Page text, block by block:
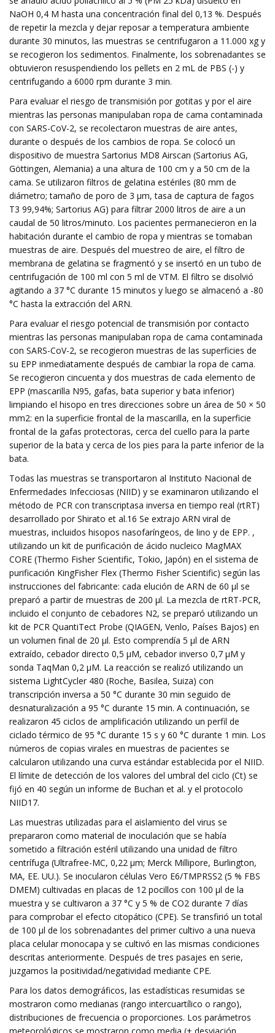
NaOH 0,4 M hasta una concentración final del 0,13 %. Después
de repetir la mezcla y dejar reposar a temperatura ambiente
durante 30 minutos, las muestras se centrifugaron a 11.000 xg y
se recogieron los sedimentos. Finalmente, los sobrenadantes se
obtuvieron resuspendiendo los pellets en 2 mL de PBS (-) y
centrifugando a 6000 rpm durante 3 min.
Para evaluar el riesgo de transmisión por gotitas y por el aire
mientras las personas manipulaban ropa de cama contaminada
con SARS-CoV-2, se recolectaron muestras de aire antes,
durante o después de los cambios de ropa. Se colocó un
dispositivo de muestra Sartorius MD8 Airscan (Sartorius AG,
Göttingen, Alemania) a una altura de 100 cm y a 50 cm de la
cama. Se utilizaron filtros de gelatina estériles (80 mm de
diámetro; tamaño de poro de 3 μm, tasa de captura de fagos
T3 99,94%; Sartorius AG) para filtrar 2000 litros de aire a un
caudal de 50 litros/minuto. Los pacientes permanecieron en la
habitación durante el cambio de ropa y mientras se tomaban
muestras de aire. Después del muestreo de aire, el filtro de
membrana de gelatina se fragmentó y se insertó en un tubo de
centrifugación de 100 ml con 5 ml de VTM. El filtro se disolvió
agitando a 37 °C durante 15 minutos y luego se almacenó a -80
°C hasta la extracción del ARN.
Para evaluar el riesgo potencial de transmisión por contacto
mientras las personas manipulaban ropa de cama contaminada
con SARS-CoV-2, se recogieron muestras de las superficies de
su EPP inmediatamente después de cambiar la ropa de cama.
Se recogieron cincuenta y dos muestras de cada elemento de
EPP (mascarilla N95, gafas, bata superior y bata inferior)
limpiando el hisopo en tres direcciones sobre un área de 50 × 50
mm2: en la superficie frontal de la mascarilla, en la superficie
frontal de la gafas protectoras, cerca del cuello para la parte
superior de la bata y cerca de los pies para la parte inferior de la
bata.
Todas las muestras se transportaron al Instituto Nacional de
Enfermedades Infecciosas (NIID) y se examinaron utilizando el
método de PCR con transcriptasa inversa en tiempo real (rtRT)
desarrollado por Shirato et al.16 Se extrajo ARN viral de
muestras, incluidos hisopos nasofaríngeos, de lino y de EPP. ,
utilizando un kit de purificación de ácido nucleico MagMAX
CORE (Thermo Fisher Scientific, Tokio, Japón) en el sistema de
purificación KingFisher Flex (Thermo Fisher Scientific) según las
instrucciones del fabricante: cada elución de ARN de 60 µl se
preparó a partir de muestras de 200 µl. La mezcla de rtRT-PCR,
incluido el conjunto de cebadores N2, se preparó utilizando un
kit de PCR QuantiTect Probe (QIAGEN, Venlo, Países Bajos) en
un volumen final de 20 µl. Esto comprendía 5 µl de ARN
extraído, cebador directo 0,5 µM, cebador inverso 0,7 µM y
sonda TaqMan 0,2 µM. La reacción se realizó utilizando un
sistema LightCycler 480 (Roche, Basilea, Suiza) con
transcripción inversa a 50 °C durante 30 min seguido de
desnaturalización a 95 °C durante 15 min. A continuación, se
realizaron 45 ciclos de amplificación utilizando un perfil de
ciclado térmico de 95 °C durante 15 s y 60 °C durante 1 min. Los
números de copias virales en muestras de pacientes se
calcularon utilizando una curva estándar establecida por el NIID.
El límite de detección de los valores del umbral del ciclo (Ct) se
fijó en 40 según un informe de Buchan et al. y el protocolo
NIID17.
Las muestras utilizadas para el aislamiento del virus se
prepararon como material de inoculación que se había
sometido a filtración estéril utilizando una unidad de filtro
centrífuga (Ultrafree-MC, 0,22 μm; Merck Millipore, Burlington,
MA, EE. UU.). Se inocularon células Vero E6/TMPRSS2 (5 % FBS
DMEM) cultivadas en placas de 12 pocillos con 100 µl de la
muestra y se cultivaron a 37 °C y 5 % de CO2 durante 7 días
para comprobar el efecto citopático (CPE). Se transfirió un total
de 100 µl de los sobrenadantes del primer cultivo a una nueva
placa celular monocapa y se cultivó en las mismas condiciones
descritas anteriormente. Después de tres pasajes en serie,
juzgamos la positividad/negatividad mediante CPE.
Para los datos demográficos, las estadísticas resumidas se
mostraron como medianas (rango intercuartílico o rango),
distribuciones de frecuencia o proporciones. Los parámetros